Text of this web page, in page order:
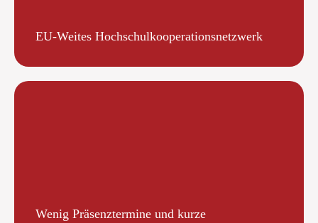
EU-Weites Hochschulkooperationsnetzwerk
Wenig Präsenztermine und kurze